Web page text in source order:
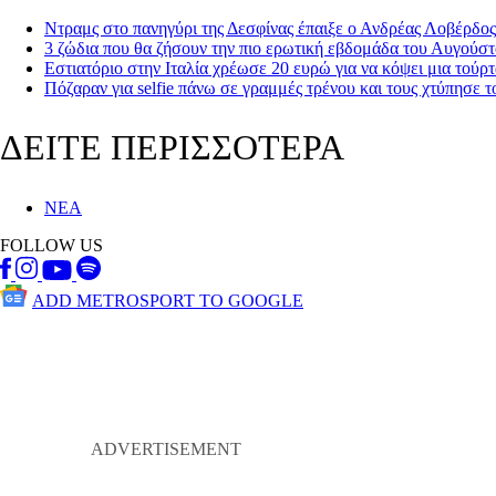
Ντραμς στο πανηγύρι της Δεσφίνας έπαιξε ο Ανδρέας Λοβέρδος
3 ζώδια που θα ζήσουν την πιο ερωτική εβδομάδα του
Εστιατόριο στην Ιταλία χρέωσε 20 ευρώ για να κόψει μια
Πόζαραν για selfie πάνω σε γραμμές τρένου και τους χτύπησε
ΔΕΙΤΕ ΠΕΡΙΣΣΟΤΕΡΑ
ΝΕΑ
FOLLOW US
ADD METROSPORT TO GOOGLE